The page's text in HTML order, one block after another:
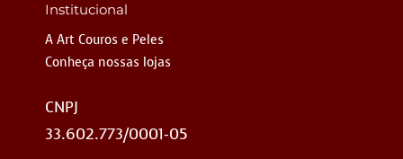
Institucional
A Art Couros e Peles
Conheça nossas lojas
CNPJ
33.602.773/0001-05